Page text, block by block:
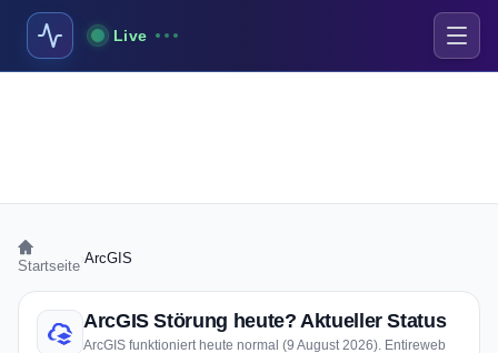
Live
Startseite ArcGIS
ArcGIS Störung heute? Aktueller Status
ArcGIS funktioniert heute normal (9 August 2026). Entireweb